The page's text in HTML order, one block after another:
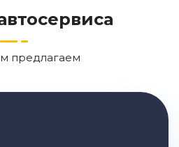
предлагаем